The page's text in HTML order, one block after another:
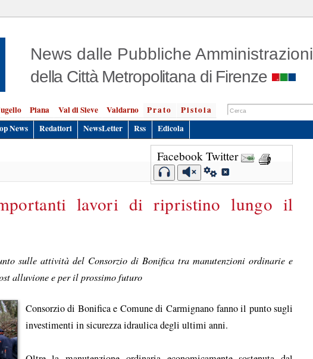
News dalle Pubbliche Amministrazioni
della Città Metropolitana di Firenze
Piana Val di Sieve Valdarno Prato
Pistoia
News Redattori NewsLetter Rss Edicola
Facebook Twitter
lavori di ripristino lungo il
sulle attività del Consorzio di Bonifica tra manutenzioni ordinarie e
alluvione e per il prossimo futuro
Consorzio di Bonifica e Comune di Carmignano fanno il punto sugli
investimenti in sicurezza idraulica degli ultimi anni.